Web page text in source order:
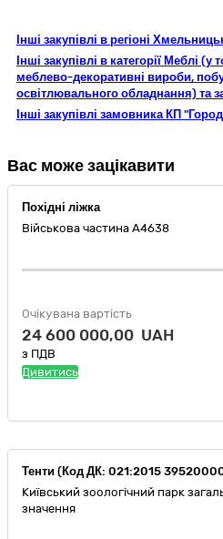
Інші закупівлі в регіоні
Інші закупівлі в категорії Меблі
меблево-декоративні вироби,
освітлювального обладнання) та
Інші закупівлі замовника КП
Вас може зацікавити
Похідні ліжка
Військова частина А4638
Очікувана вартість
24 600 000,00 UAH
з ПДВ
Дивитись
Київський зоологічний парк
значення